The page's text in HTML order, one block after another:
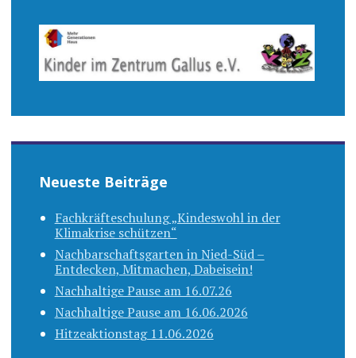
Neueste Beiträge
Fachkräfteschulung „Kindeswohl in der
Klimakrise schützen“
Nachbarschaftsgarten in Nied-Süd –
Entdecken, Mitmachen, Dabeisein!
Nachhaltige Pause am 16.07.26
Nachhaltige Pause am 16.06.2026
Hitzeaktionstag 11.06.2026